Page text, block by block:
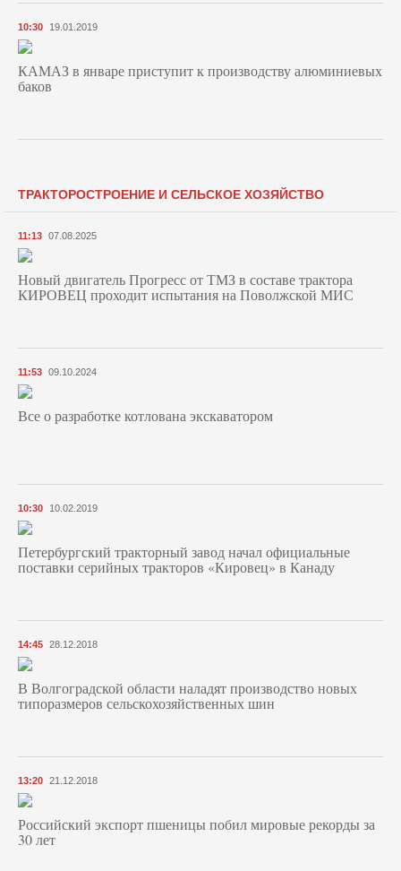
10:30 19.01.2019
КАМАЗ в январе приступит к производству алюминиевых
баков
ТРАКТОРОСТРОЕНИЕ И СЕЛЬСКОЕ ХОЗЯЙСТВО
11:13 07.08.2025
Новый двигатель Прогресс от ТМЗ в составе трактора
КИРОВЕЦ проходит испытания на Поволжской МИС
11:53 09.10.2024
Все о разработке котлована экскаватором
10:30 10.02.2019
Петербургский тракторный завод начал официальные
поставки серийных тракторов «Кировец» в Канаду
14:45 28.12.2018
В Волгоградской области наладят производство новых
типоразмеров сельскохозяйственных шин
13:20 21.12.2018
Российский экспорт пшеницы побил мировые рекорды за
30 лет